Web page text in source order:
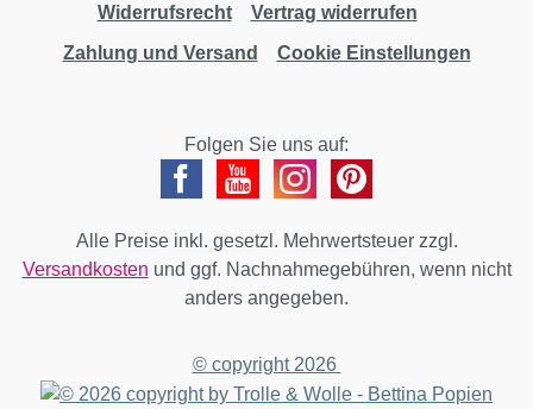
Widerrufsrecht
Vertrag widerrufen
Zahlung und Versand
Cookie Einstellungen
Folgen Sie uns auf:
Alle Preise inkl. gesetzl. Mehrwertsteuer zzgl.
Versandkosten und ggf. Nachnahmegebühren, wenn nicht
anders angegeben.
© copyright 2026